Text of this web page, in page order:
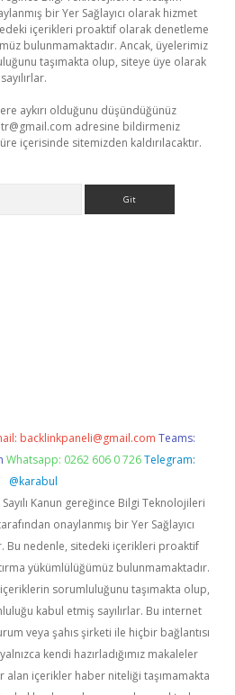
bir Yer Sağlayıcı olarak hizmet
içerikleri proaktif olarak denetleme
bulunmamaktadır. Ancak, üyelerimiz
taşımakta olup, siteye üye olarak
aykırı olduğunu düşündüğünüz
adresine bildirmeniz
içerisinde sitemizden kaldırılacaktır.
backlinkpaneli@gmail.com Teams:
Whatsapp: 0262 606 0 726 Telegram:
@karabul
Kanun gereğince Bilgi Teknolojileri
onaylanmış bir Yer Sağlayıcı
Bu nedenle, sitedeki içerikleri proaktif
yükümlülüğümüz bulunmamaktadır.
sorumluluğunu taşımakta olup,
kabul etmiş sayılırlar. Bu internet
veya şahıs şirketi ile hiçbir bağlantısı
kendi hazırladığımız makaleler
alan içerikler haber niteliği taşımamakta